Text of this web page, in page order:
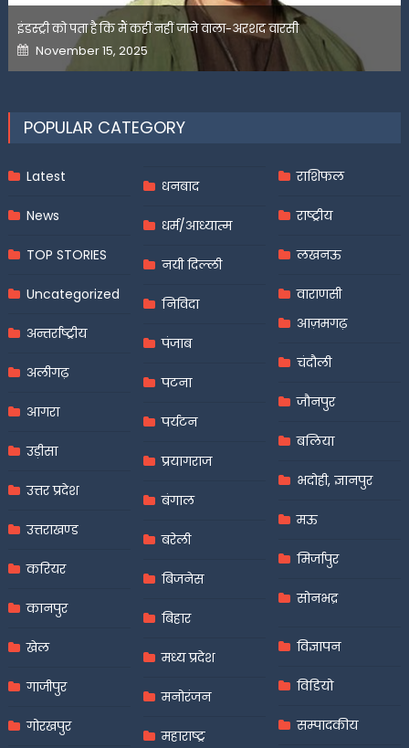
इंडस्ट्री को पता है कि मैं कहीं नहीं जाने वाला-अरशद वारसी
Posted
on
November 15, 2025
POPULAR CATEGORY
Latest
News
TOP STORIES
Uncategorized
अन्तर्राष्ट्रीय
अलीगढ़
आगरा
उड़ीसा
उत्तर प्रदेश
उत्तराखण्ड
करियर
कानपुर
खेल
गाजीपुर
गोरखपुर
धनबाद
धर्म/आध्यात्म
नयी दिल्ली
निविदा
पंजाब
पटना
पर्यटन
प्रयागराज
बंगाल
बरेली
बिजनेस
बिहार
मध्य प्रदेश
मनोरंजन
महाराष्ट्र
राशिफल
राष्ट्रीय
लखनऊ
वाराणसी
आज़मगढ़
चंदौली
जौनपुर
बलिया
भदोही, ज्ञानपुर
मऊ
मिर्जापुर
सोनभद्र
विज्ञापन
विडियो
सम्पादकीय